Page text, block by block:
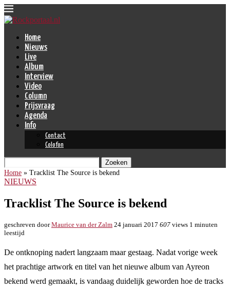
Home
Nieuws
Live
Album
Interview
Video
Column
Prijsvraag
Agenda
Info
Contact
Colofon
Zoeken
Home » Tracklist The Source is bekend
NIEUWS
Tracklist The Source is bekend
geschreven doorMaurice van der Zalm 24 januari 2017 607 views 1 minuten
leestijd
De ontknoping nadert langzaam maar gestaag. Nadat vorige week
het prachtige artwork en titel van het nieuwe album van Ayreon
bekend werd gemaakt, is vandaag duidelijk geworden hoe de tracks